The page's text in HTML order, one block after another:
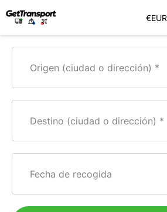
€EUR
Origen (ciudad o dirección)
Destino (ciudad o dirección)
Fecha de recogida